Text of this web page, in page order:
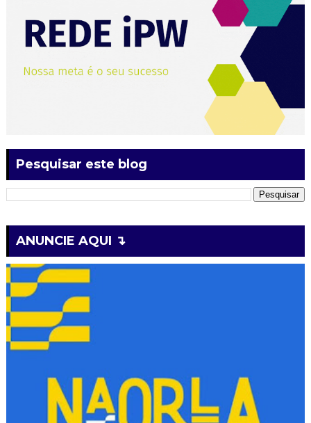
Pesquisar este blog
ANUNCIE AQUI ↴